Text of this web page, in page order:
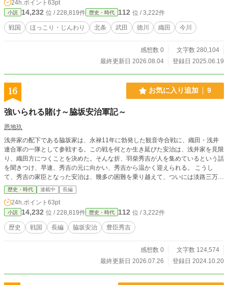
っ張りな顔の強張りを浮かべる竹千代。その意地が仇となる
のだが、と義元は感じたが、今は八徳を教えるのが先と話を
進めた。 「うむ、されば申し聞かそう。忠とは、支え尽くす
心。家臣に忠なくば、主もまた家臣には報いまい。そして信
たの父と会うたこともなければ話した事もない。なれどそな
たの父・清孝殿は信がなかった為に家臣に討たれ、家臣にも
その様子に気付いた義元が立つと、竹千代の元まで歩いてそ
く考えねばならぬ。なぜ父は家臣に討たれたのか。なぜ家臣
は父を討ったのか。この答えは教わるのではなく、自分で探
は座っていた位置に戻った。 「…さて、残りは孝と悌である
が、このふたつも人をおもいやる心。孝とは老いた親を子が
背負う姿。孝なくば、我が身も子供に捨てられよう」 「は
い」 「そして悌も、弟に心をかけると書く。長兄嫡男だから
と弟どもを疎かにすれば、たちまち家は乱れよう」 最後の悌
に関しては、義元の耳が痛かった。 義元には兄達との思い出
がほとんどない。ただ、兄弟子である雪斎がよくしてくれて
いたので、兄とはこういう者であろうとずっと思っていた。
しかし氏輝兄上と彦五郎兄上が死んでしまうと、兄である玄
広恵探と争うことになってしまった。そのうえ碌に話せぬま
ま、二度と会えぬようになってしまったのだ。これに義元
元は閉じた瞼の裏に、幼き日に見た兄達の姿を思い浮かべ
る。それは父・氏親の葬儀の日。しかし話しかけることはお
人として葬儀に加わっていた為だ。
24h.ポイント 63pt
小説 14,232 位 / 228,819件 歴史・時代 112 位 / 3,222件
戦国 ほっこり・じんわり 北条 武田 徳川 織田 今川
感想数 0
文字数 280,104
最終更新日 2026.08.04
登録日 2025.06.19
16 お気に入り追加 9
強いられる賭け～脇坂安治軍記～
恩地玖
浅井家の配下である脇坂家は、永禄11年に勃発した観音寺合戦に、織田・浅井
連合軍の一隊として参戦する。この戦を何とか生き延びた安治は、浅井家を見限
り、織田方につくことを決めた。そんな折、羽柴秀吉が人を集めているという話
を聞きつけ、早速、秀吉の元に向かい、秀吉から温かく迎えられる。 こうし
て、秀吉の家臣となった安治は、幾多の困難を乗り越えて、ついには淡路三万石
の大名にまで出世する。 しかし、秀吉亡き後、石田三成と徳川家康の対立が決
定的となった。秀吉からの恩に報い、石田方につくか、秀吉子飼いの武将が従っ
た徳川方につくか、安治は決断を迫られることになる。
歴史・時代 連載中 長編
24h.ポイント 63pt
小説 14,232 位 / 228,819件 歴史・時代 112 位 / 3,222件
歴史 戦国 長編 脇坂安治 豊臣秀吉
感想数 0
文字数 124,574
最終更新日 2026.07.26
登録日 2024.10.20